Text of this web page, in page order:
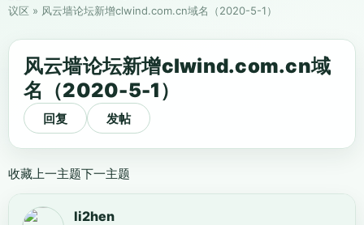
议区 » 风云墙论坛新增clwind.com.cn域名（2020-5-1）
风云墙论坛新增clwind.com.cn域
名（2020-5-1）
回复 发帖
收藏上一主题下一主题
li2hen